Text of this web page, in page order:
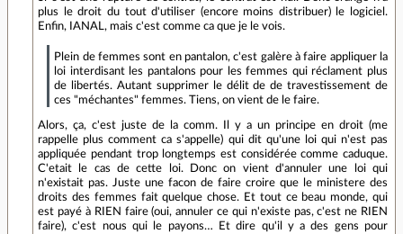
plus le droit du tout d'utiliser (encore moins distribuer) le logiciel.
Enfin, IANAL, mais c'est comme ca que je le vois.
Plein de femmes sont en pantalon, c'est galère à faire appliquer la
loi interdisant les pantalons pour les femmes qui réclament plus
de libertés. Autant supprimer le délit de de travestissement de
ces "méchantes" femmes. Tiens, on vient de le faire.
Alors, ça, c'est juste de la comm. Il y a un principe en droit (me
rappelle plus comment ca s'appelle) qui dit qu'une loi qui n'est pas
appliquée pendant trop longtemps est considérée comme caduque.
C'etait le cas de cette loi. Donc on vient d'annuler une loi qui
n'existait pas. Juste une facon de faire croire que le ministere des
droits des femmes fait quelque chose. Et tout ce beau monde, qui
est payé à RIEN faire (oui, annuler ce qui n'existe pas, c'est ne RIEN
faire), c'est nous qui le payons… Et dire qu'il y a des gens pour